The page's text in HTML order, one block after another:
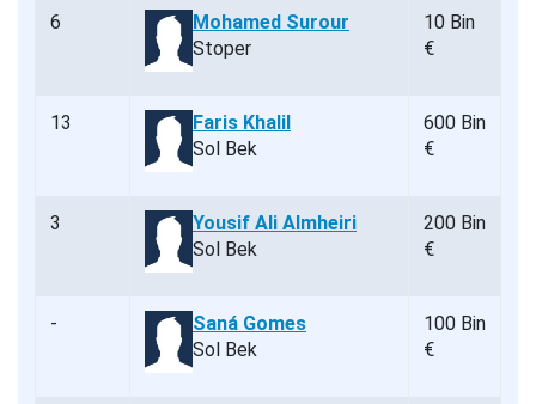
6
Mohamed Surour
Stoper
10 Bin
€
13
Faris Khalil
Sol Bek
600 Bin
€
3
Yousif Ali Almheiri
Sol Bek
200 Bin
€
-
Saná Gomes
Sol Bek
100 Bin
€